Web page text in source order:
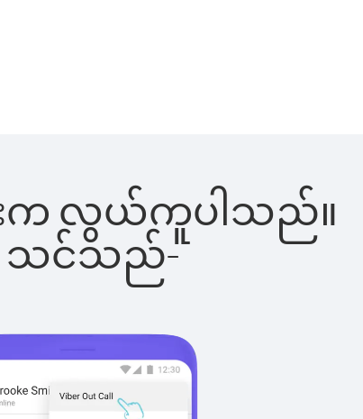
င်းက လွယ်ကူပါသည်။
က သင်သည်-